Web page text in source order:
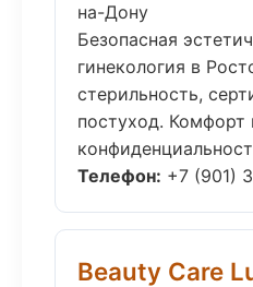
на-Дону
Безопасная
гинекология в
стерильность,
постуход. Комфорт
Телефон: +7 (901)
Beauty Care